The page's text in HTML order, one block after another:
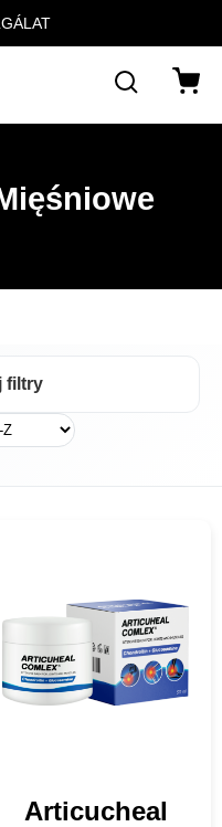
filtry
Articucheal